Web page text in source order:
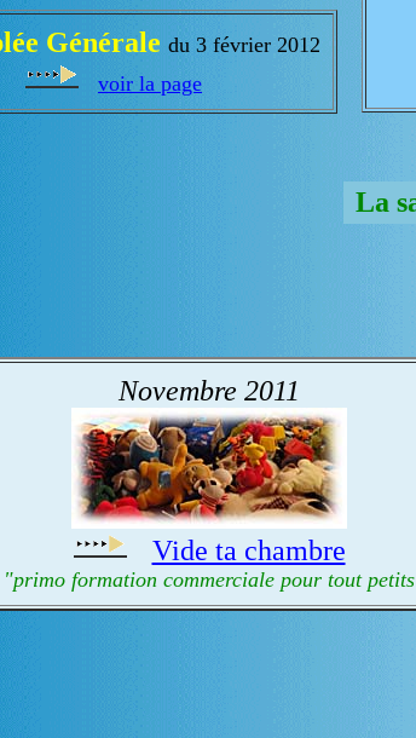
Générale du 3 février 2012
voir la page
La
Novembre 2011
Vide ta chambre
formation commerciale pour tout